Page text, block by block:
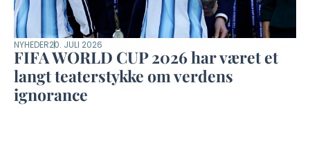
NYHEDER20. JULI 2026
FIFA WORLD CUP 2026 har været et
langt teaterstykke om verdens
ignorance